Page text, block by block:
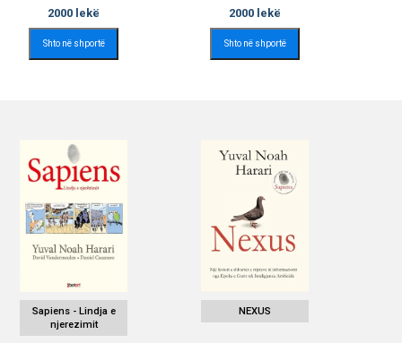
2000 lekë
Shto në shportë
2000 lekë
Shto në shportë
Sapiens - Lindja e
njerezimit
NEXUS